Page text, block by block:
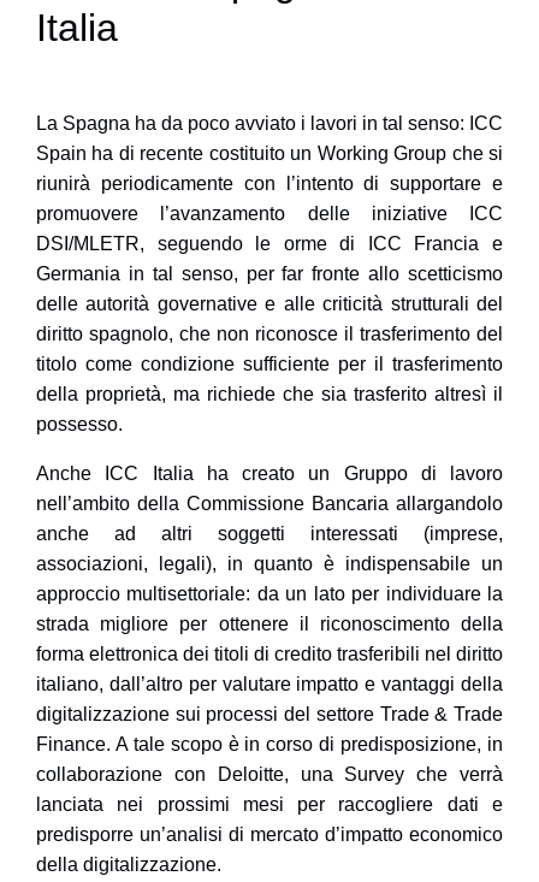
Italia
La Spagna ha da poco avviato i lavori in tal senso: ICC
Spain ha di recente costituito un Working Group che si
riunirà periodicamente con l’intento di supportare e
promuovere l’avanzamento delle iniziative ICC
DSI/MLETR, seguendo le orme di ICC Francia e
Germania in tal senso, per far fronte allo scetticismo
delle autorità governative e alle criticità strutturali del
diritto spagnolo, che non riconosce il trasferimento del
titolo come condizione sufficiente per il trasferimento
della proprietà, ma richiede che sia trasferito altresì il
possesso.
Anche ICC Italia ha creato un Gruppo di lavoro
nell’ambito della Commissione Bancaria allargandolo
anche ad altri soggetti interessati (imprese,
associazioni, legali), in quanto è indispensabile un
approccio multisettoriale: da un lato per individuare la
strada migliore per ottenere il riconoscimento della
forma elettronica dei titoli di credito trasferibili nel diritto
italiano, dall’altro per valutare impatto e vantaggi della
digitalizzazione sui processi del settore Trade & Trade
Finance. A tale scopo è in corso di predisposizione, in
collaborazione con Deloitte, una Survey che verrà
lanciata nei prossimi mesi per raccogliere dati e
predisporre un’analisi di mercato d’impatto economico
della digitalizzazione.